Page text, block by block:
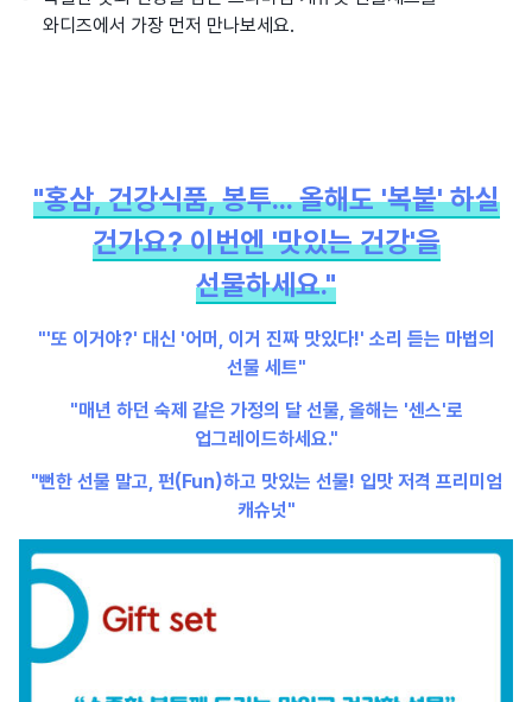
와디즈에서 가장 먼저 만나보세요.
"홍삼, 건강식품, 봉투... 올해도 '복붙' 하실
건가요? 이번엔 '맛있는 건강'을
선물하세요."
"'또 이거야?' 대신 '어머, 이거 진짜 맛있다!' 소리 듣는 마법의
선물 세트"
"매년 하던 숙제 같은 가정의 달 선물, 올해는 '센스'로
업그레이드하세요."
"뻔한 선물 말고, 펀(Fun)하고 맛있는 선물! 입맛 저격 프리미엄
캐슈넛"